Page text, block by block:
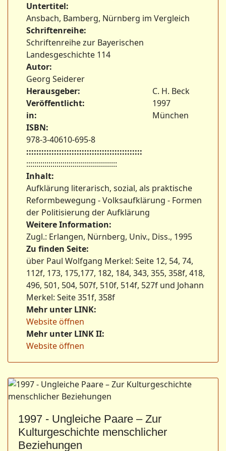
Untertitel:
Ansbach, Bamberg, Nürnberg im Vergleich
Schriftenreihe:
Schriftenreihe zur Bayerischen
Landesgeschichte 114
Autor:
Georg Seiderer
Herausgeber:
C. H. Beck
Veröffentlicht:
1997
in:
München
ISBN:
978-3-40610-695-8
::::::::::::::::::::::::::::::::::::::::::::::
:::::::::::::::::::::::::::::::::::::::::::::
Inhalt:
Aufklärung literarisch, sozial, als praktische
Reformbewegung - Volksaufklärung - Formen
der Politisierung der Aufklärung
Weitere Information:
Zugl.: Erlangen, Nürnberg, Univ., Diss., 1995
Zu finden Seite:
über Paul Wolfgang Merkel: Seite 12, 54, 74,
112f, 173, 175,177, 182, 184, 343, 355, 358f, 418,
496, 501, 504, 507f, 510f, 514f, 527f und Johann
Merkel: Seite 351f, 358f
Mehr unter LINK:
Website öffnen
Mehr unter LINK II:
Website öffnen
1997 - Ungleiche Paare – Zur
Kulturgeschichte menschlicher
Beziehungen